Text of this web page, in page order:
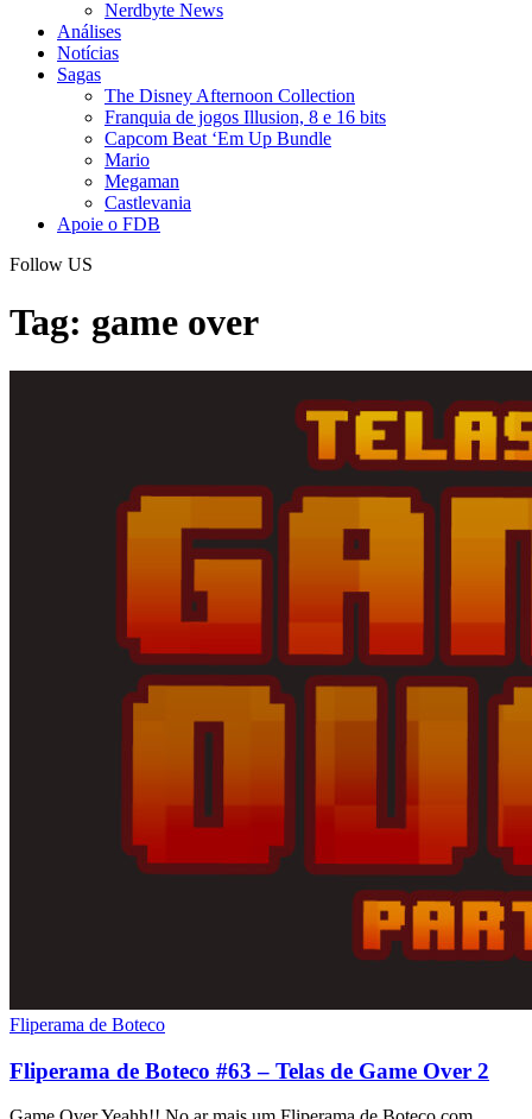
Nerdbyte News
Análises
Notícias
Sagas
The Disney Afternoon Collection
Franquia de jogos Illusion, 8 e 16 bits
Capcom Beat ‘Em Up Bundle
Mario
Megaman
Castlevania
Apoie o FDB
Follow US
Tag: game over
Fliperama de Boteco
Fliperama de Boteco #63 – Telas de Game Over 2